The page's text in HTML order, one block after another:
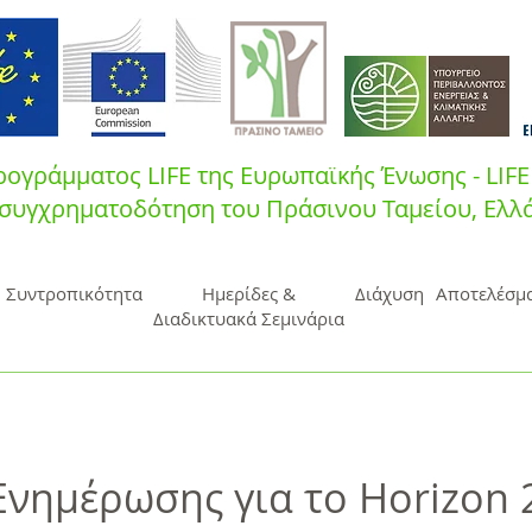
LIFE της Ευρωπαϊκής Ένωσης -
του Πράσινου Ταμείου,
Συντροπικότητα
Ημερίδες &
Διαδικτυακά Σεμινάρια
Διάχυση
για το Horizon